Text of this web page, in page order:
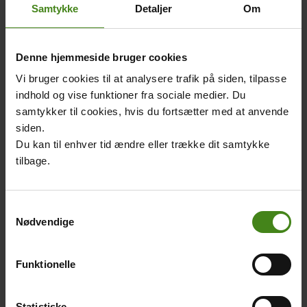
Samtykke Detaljer Om
Denne hjemmeside bruger cookies
Vi bruger cookies til at analysere trafik på siden, tilpasse
indhold og vise funktioner fra sociale medier. Du
samtykker til cookies, hvis du fortsætter med at anvende
siden.
Du kan til enhver tid ændre eller trække dit samtykke
tilbage.
Nødvendige
Funktionelle
Responsibility”. På dansk
Main
picture
bluse
af bomuld, har den allerede